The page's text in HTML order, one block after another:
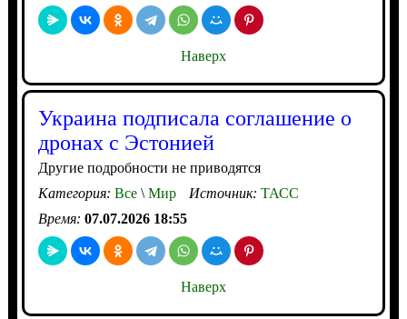
Наверх
Украина подписала соглашение о
дронах с Эстонией
Другие подробности не приводятся
Категория: Все\Мир Источник: ТАСС
Время: 07.07.2026 18:55
Наверх